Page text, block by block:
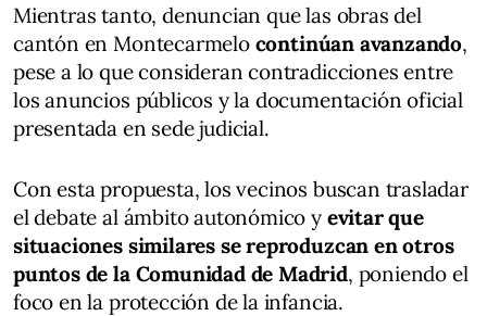
Mientras tanto, denuncian que las obras del
cantón en Montecarmelo continúan avanzando,
pese a lo que consideran contradicciones entre
los anuncios públicos y la documentación oficial
presentada en sede judicial.
Con esta propuesta, los vecinos buscan trasladar
el debate al ámbito autonómico y evitar que
situaciones similares se reproduzcan en otros
puntos de la Comunidad de Madrid, poniendo el
foco en la protección de la infancia.